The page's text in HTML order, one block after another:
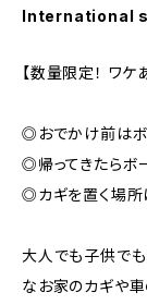
International
【数量限定！ ワ
◎おでかけ前はボ
◎帰ってきたらボ
◎カギを置く場所
大人でも子供でも
なお家のカギや車